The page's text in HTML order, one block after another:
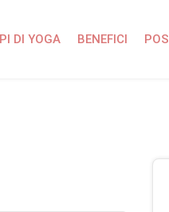
DI YOGA BENEFICI